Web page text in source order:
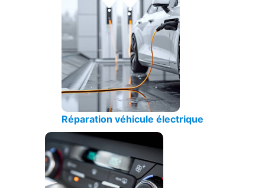
Réparation véhicule électrique